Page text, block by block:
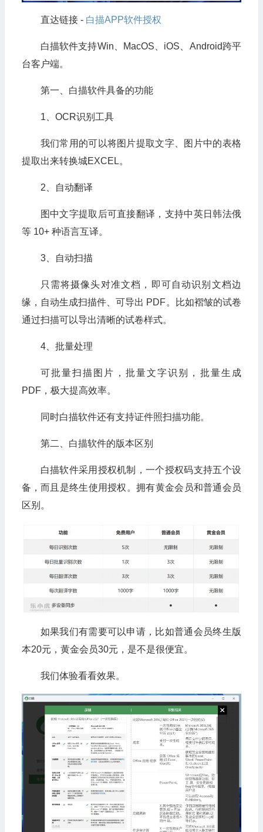
直达链接 -白描APP软件授权
白描软件支持Win、MacOS、iOS、Android跨平
台客户端。
第一、白描软件具备的功能
1、OCR识别工具
我们常用的可以将图片提取文字、图片中的表格
提取出来转换城EXCEL。
2、自动翻译
图中文字提取后可直接翻译，支持中英日韩法俄
等 10+ 种语言互译。
3、自动扫描
只需将摄像头对准文档，即可自动识别文档边
缘，自动生成扫描件、可导出 PDF。比如褶皱的试卷
通过扫描可以导出清晰的试卷样式。
4、批量处理
可批量扫描图片，批量文字识别，批量生成
PDF，极大提高效率。
同时白描软件还有支持证件照扫描功能。
第二、白描软件的版本区别
白描软件采用授权机制，一个授权码支持五个设
备，而且是终生使用授权。拥有黄金会员和普通会员
区别。
如果我们有需要可以申请，比如普通会员终生版
本20元，黄金会员30元，是不是很便宜。
我们体验看看效果。